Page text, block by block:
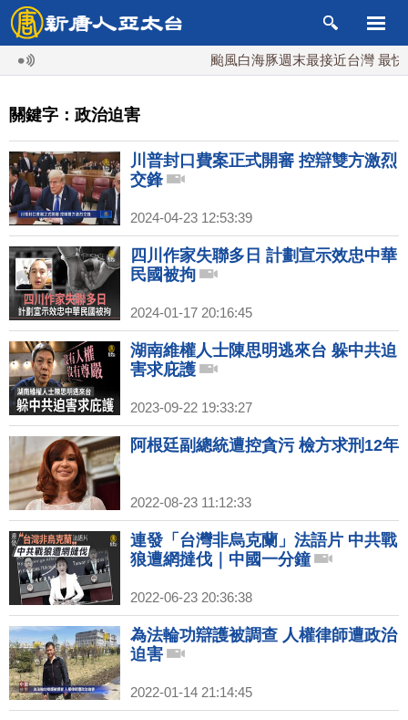
颱風白海豚週末最接近台灣 最快9
關鍵字：政治迫害
川普封口費案正式開審 控辯雙方激烈
交鋒
2024-04-23 12:53:39
四川作家失聯多日 計劃宣示效忠中華
民國被拘
2024-01-17 20:16:45
湖南維權人士陳思明逃來台 躲中共迫
害求庇護
2023-09-22 19:33:27
阿根廷副總統遭控貪污 檢方求刑12年
2022-08-23 11:12:33
連發「台灣非烏克蘭」法語片 中共戰
狼遭網撻伐｜中國一分鐘
2022-06-23 20:36:38
為法輪功辯護被調查 人權律師遭政治
迫害
2022-01-14 21:14:45